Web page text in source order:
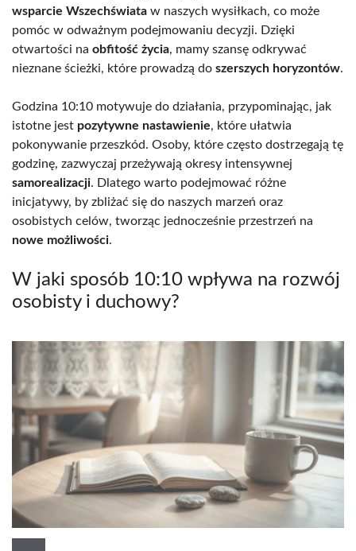
wsparcie Wszechświata w naszych wysiłkach, co może
pomóc w odważnym podejmowaniu decyzji. Dzięki
otwartości na obfitość życia, mamy szansę odkrywać
nieznane ścieżki, które prowadzą do szerszych horyzontów.
Godzina 10:10 motywuje do działania, przypominając, jak
istotne jest pozytywne nastawienie, które ułatwia
pokonywanie przeszkód. Osoby, które często dostrzegają tę
godzinę, zazwyczaj przeżywają okresy intensywnej
samorealizacji. Dlatego warto podejmować różne
inicjatywy, by zbliżać się do naszych marzeń oraz
osobistych celów, tworząc jednocześnie przestrzeń na
nowe możliwości.
W jaki sposób 10:10 wpływa na rozwój
osobisty i duchowy?